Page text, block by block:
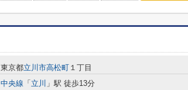
東京都立川市高松町 １丁目
中央線 「 立川 」駅 徒歩13分